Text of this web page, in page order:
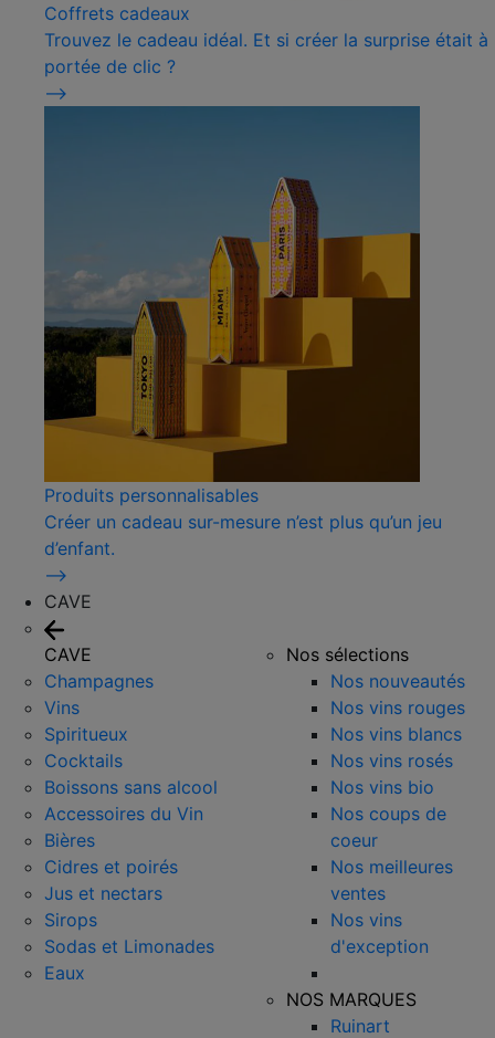
Coffrets cadeaux
Trouvez le cadeau idéal. Et si créer la surprise était à
portée de clic ?
⟶
Produits personnalisables
Créer un cadeau sur-mesure n’est plus qu’un jeu
d’enfant.
⟶
CAVE
CAVE
Champagnes
Vins
Spiritueux
Cocktails
Boissons sans alcool
Accessoires du Vin
Bières
Cidres et poirés
Jus et nectars
Sirops
Sodas et Limonades
Eaux
Nos sélections
Nos nouveautés
Nos vins rouges
Nos vins blancs
Nos vins rosés
Nos vins bio
Nos coups de
coeur
Nos meilleures
ventes
Nos vins
d'exception
NOS MARQUES
Ruinart